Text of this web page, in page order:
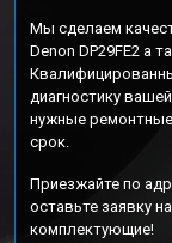
Мы сделаем
Denon DP29FE2 а
диагностику
нужные
срок.
Приезжайте по
оставьте заявку
комплектующие!